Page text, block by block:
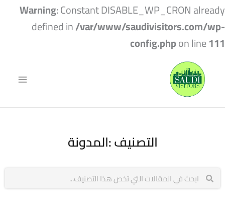
Warning: Constant DISABLE_WP_CRON already
defined in/var/www/saudivisitors.com/wp-
config.phpon line111
التصنيف :المدونة